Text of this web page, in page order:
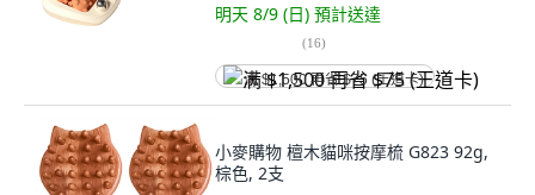
明天 8/9 (日) 預計送達
(16)
满 $1,500 再省 $75 (王道卡)
小麥購物 檀木貓咪按摩梳 G823 92g,
棕色, 2支